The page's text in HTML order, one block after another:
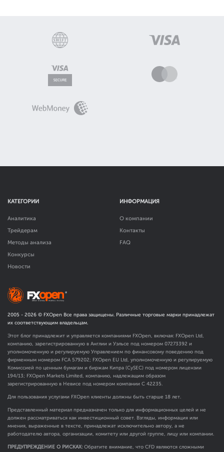
КАТЕГОРИИ
Аналитика
Трейдерам
Методы анализа
Конкурсы
Новости
ИНФОРМАЦИЯ
О компании
Контакты
FAQ
2005 - 2026 © FXOpen Все права защищены. Различные торговые марки принадлежат
их соответствующим владельцам.
Этот блог принадлежит и управляется компаниями FXOpen, включая: FXOpen Ltd,
компанию, зарегистрированную в Англии и Уэльсе под номером 07273392 и
уполномоченную и регулируемую Управлением по финансовому поведению под
фирменным номером FCA 579202; FXOpen EU Ltd, уполномоченную и регулируемую
Комиссией по ценным бумагам и биржам Кипра (CySEC) под номером лицензии
194/13; FXOpen Markets Limited, компанию, надлежащим образом
зарегистрированную в Невисе под номером компании C 42235.
Для пользования услугами FXOpen клиенты должны быть старше 18 лет.
Представленный материал предназначен только для информационных целей и не
должен рассматриваться как инвестиционный совет. Взгляды, информация или
мнения, выраженные в тексте, принадлежат исключительно автору, а не
работодателю автора, организации, комитету или другой группе, лицу или компании.
ПРЕДУПРЕЖДЕНИЕ О РИСКАХ: Обратите внимание, что CFD являются сложными